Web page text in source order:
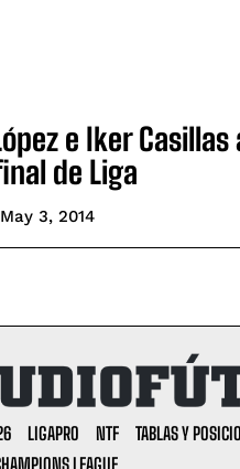
e Iker
de Liga
May 3, 2014
LIGAPRO NTF
TABLAS Y
LEAGUE